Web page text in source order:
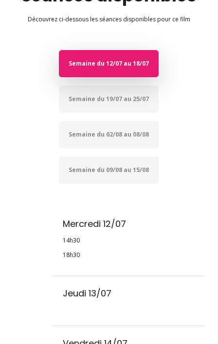
Découvrez ci-dessous les séances disponibles pour ce film
Semaine du 12/07 au 18/07
Semaine du 19/07 au 25/07
Semaine du 02/08 au 08/08
Semaine du 09/08 au 15/08
Mercredi 12/07
14h30
18h30
Jeudi 13/07